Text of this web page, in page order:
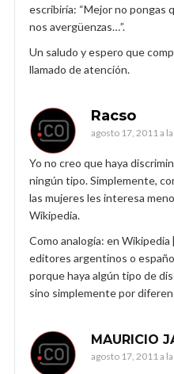
escribiría: “Mejor no pongas
nos avergüenzas…”.
Un saludo y espero que
llamado de atención.
Racso
agosto 17, 2011 a
Yo no creo que haya
ningún tipo. Simplemente,
las mujeres les interesa
Wikipedia.
Como analogía: en
editores argentinos o
porque haya algún tipo de
sino simplemente por
MAURICIO
agosto 17, 2011 a